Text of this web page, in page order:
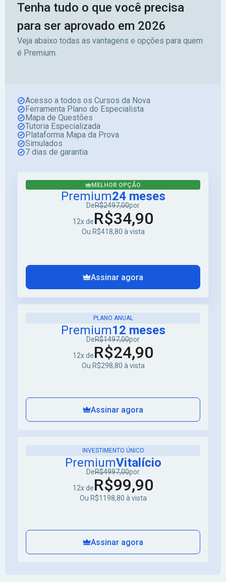
Tenha tudo o que você precisa
para ser aprovado em 2026
Veja abaixo todas as vantagens e opções para quem
é Premium.
Acesso a todos os Cursos da Nova
Ferramenta Plano do Especialista
Mapa de Questões
Tutoria Especializada
Plataforma Mapa da Prova
Simulados
7 dias de garantia
MELHOR OPÇÃO
Premium24 meses
DeR$2497,00por
12x deR$34,90
Ou R$418,80 à vista
Assinar agora
PLANO ANUAL
Premium12 meses
DeR$1497,00por
12x deR$24,90
Ou R$298,80 à vista
Assinar agora
INVESTIMENTO ÚNICO
PremiumVitalício
DeR$4997,00por
12x deR$99,90
Ou R$1198,80 à vista
Assinar agora